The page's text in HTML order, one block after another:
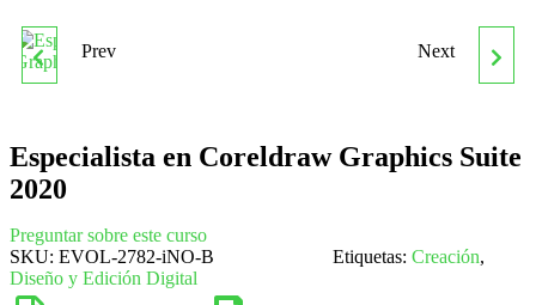
ESPECIALISTA EN
SUITE 2017
Prev ESPECIALISTA EN
SUITE 2021
Next
Especialista en Coreldraw Graphics Suite
2020
Preguntar sobre este curso
SKU: EVOL-2782-iNO-B Etiquetas: Creación,
Diseño y Edición Digital